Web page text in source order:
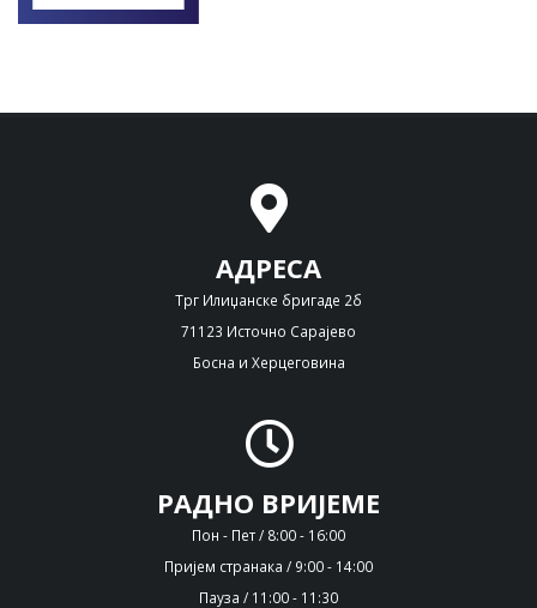
АДРЕСА
Трг Илиџанске бригаде 2б
71123 Источно Сарајево
Босна и Херцеговина
РАДНО ВРИЈЕМЕ
Пон - Пет / 8:00 - 16:00
Пријем странака / 9:00 - 14:00
Пауза / 11:00 - 11:30